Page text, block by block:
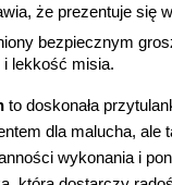
że prezentuje się
bezpiecznym
lekkość misia.
to doskonała
dla malucha, ale
wykonania i